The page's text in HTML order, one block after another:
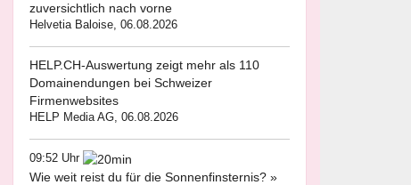
zuversichtlich nach vorne
Helvetia Baloise, 06.08.2026
HELP.CH-Auswertung zeigt mehr als 110
Domainendungen bei Schweizer
Firmenwebsites
HELP Media AG, 06.08.2026
09:52 Uhr
Wie weit reist du für die Sonnenfinsternis? »